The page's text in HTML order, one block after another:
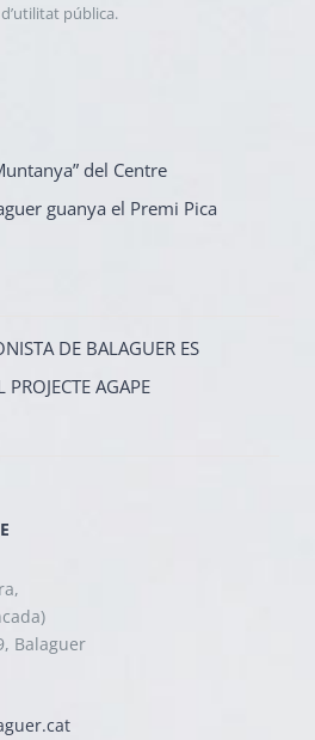
pública.
del Centre
guanya el Premi Pica
DE BALAGUER ES
AGAPE
Balaguer